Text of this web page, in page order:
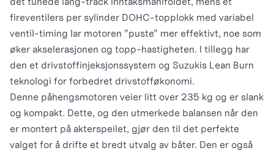
fireventilers per sylinder DOHC-topplokk med variabel
ventil-timing lar motoren ”puste” mer effektivt, noe som
øker akselerasjonen og topp-hastigheten. I tillegg har
den et drivstoffinjeksjonssystem og Suzukis Lean Burn
teknologi for forbedret drivstofføkonomi.
Denne påhengsmotoren veier litt over 235 kg og er slank
og kompakt. Dette, og den utmerkede balansen når den
er montert på akterspeilet, gjør den til det perfekte
valget for å drifte et bredt utvalg av båter. Den er også